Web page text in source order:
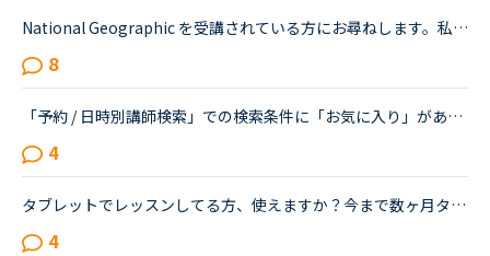
National Geographic を受講されている方にお尋ねします。私はNC入会して約1年半、メインで受講しているのはカランメソッドで、ほぼ毎日受講しています。それ以外には不定期で、世界一周旅行、TOEIC600、スタサプ...
8
「予約 / 日時別講師検索」での検索条件に「お気に入り」があるとあったらいいなと思いませんか？現在は検索条件として指定できる特徴として「NEW」「日本語OK」「フリートークが得意」の3つがありますが、これに...
4
タブレットでレッスンしてる方、使えますか？今まで数ヶ月タブレットを使用してましたが急にマイクとカメラが使えず、全くレッスンできません。問い合わせしてみましたが、最近フィリピンのサーバーの不具合と回...
4